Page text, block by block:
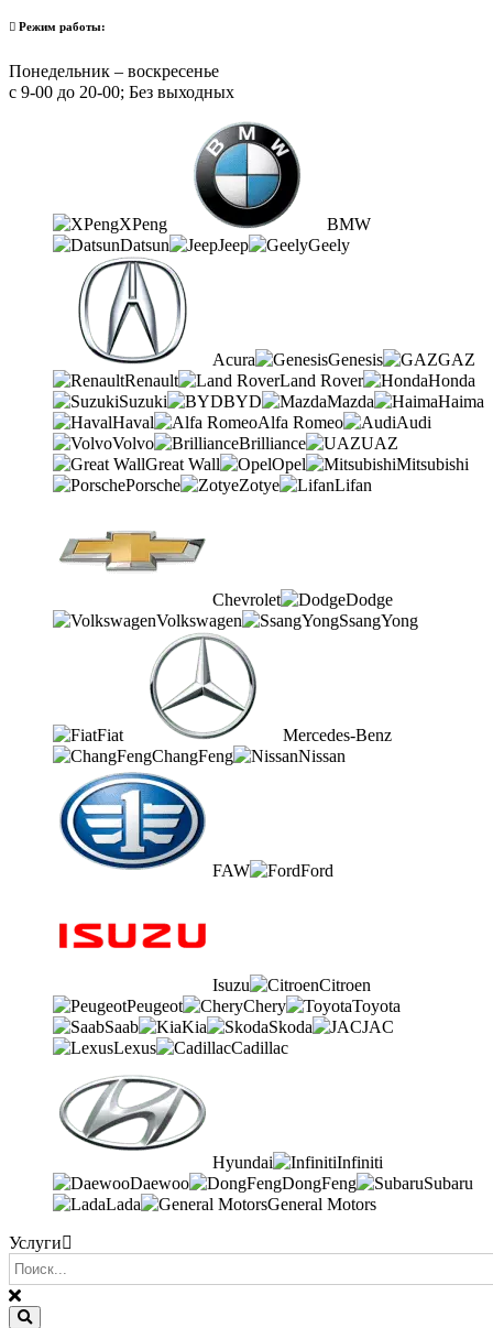
Режим работы:
Понедельник – воскресенье
с 9-00 до 20-00; Без выходных
XPeng
BMW
Datsun
Jeep Geely
Acura Genesis
GAZ
Renault
Land Rover
Honda
Suzuki
BYD Mazda
Haima
Haval
Alfa Romeo
Audi
Volvo
Brilliance
UAZ
Great Wall
Opel
Mitsubishi
Porsche
Zotye Lifan
Chevrolet
Dodge
Volkswagen
SsangYong
Fiat
Mercedes-Benz
ChangFeng
Nissan
FAW Ford
Isuzu
Citroen
Peugeot
Chery
Toyota
Saab
Kia Skoda
JAC
Lexus
Cadillac
Hyundai
Infiniti
Daewoo
DongFeng
Subaru
Lada
General Motors
Услуги